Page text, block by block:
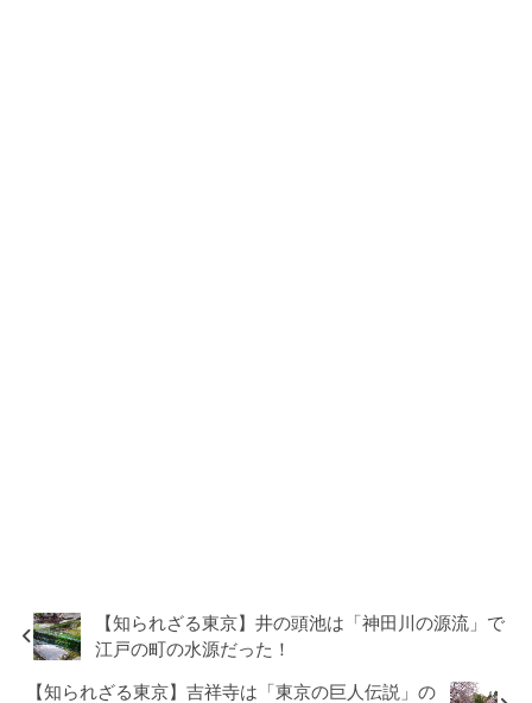
【知られざる東京】井の頭池は「神田川の源流」で
江戸の町の水源だった！
【知られざる東京】吉祥寺は「東京の巨人伝説」の